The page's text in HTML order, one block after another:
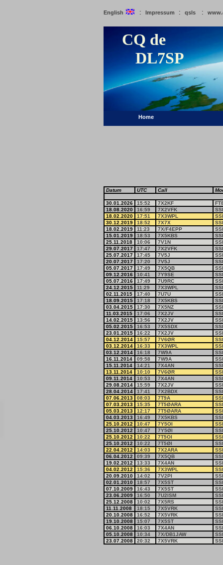
English : Impressum : qsls :
CQ de
DL7SP
Home
Datum UTC Call
30.01.2026 15:52 7X2KF
18.08.2020
16:59 7X2VFK
18.02.2020
17:51 7X3WPL
30.12.2019
18:52 7X7X
18.02.2019
11:23 7X/F4EPP
15.01.2019
18:53 7X5KBS
25.11.2018
10:06 7V1N
29.07.2017
17:47 7X2VFK
25.07.2017
17:45 7V5J
20.07.2017
17:20 7V5J
05.07.2017
17:49 7X5QB
09.12.2016
10:41 7Y9SE
05.07.2016
17:49 7U9RC
24.12.2015
11:29 7X3WPL
02.11.2015
17:40 7U7U
18.09.2015
17:18 7X5KBS
03.04.2015
17:30 7X5NZ
11.03.2015
17:06 7X2JV
14.02.2015
13:56 7X2JV
05.02.2015
16:53 7X5SDX
23.01.2015
16:22 7X2JV
04.12.2014
15:57 7V6ØR
03.12.2014
16:33 7X3WPL
03.12.2014
16:18 7W9A
16.11.2014
09:58 7W9A
15.11.2014
14:21 7X4AN
13.11.2014
10:10 7V6ØR
09.11.2014
10:53 7X4AN
29.08.2014
15:59 7X2JV
28.04.2014
17:41 7X2BDX
07.06.2013
08:03 7T9A
07.03.2013
15:35 7T5ØARA
05.03.2013
12:17 7T5ØARA
04.03.2013
16:49 7X5KBS
25.10.2012
10:47 7Y5OI
25.10.2012
10:47 7Y5ØI
25.10.2012
10:22 7T5OI
25.10.2012
10:22 7T5ØI
22.04.2012
14:03 7X2ARA
06.04.2012
09:39 7X5QB
19.02.2012
13:33 7X4AN
04.02.2012
15:36 7X3WPL
20.09.2010
14:02 7V2PI
02.01.2010
18:57 7X5ST
07.10.2009
16:43 7X5ST
23.06.2009
16:50 7U2ISM
25.12.2008
10:02 7X5RS
11.11.2008
18:15 7X5VRK
20.10.2008
16:52 7X5VRK
19.10.2008
15:07 7X5ST
06.10.2008
16:03 7X4AN
05.10.2008
10:34 7X/DB1JAW
23.07.2008
20:32 7X5VRK